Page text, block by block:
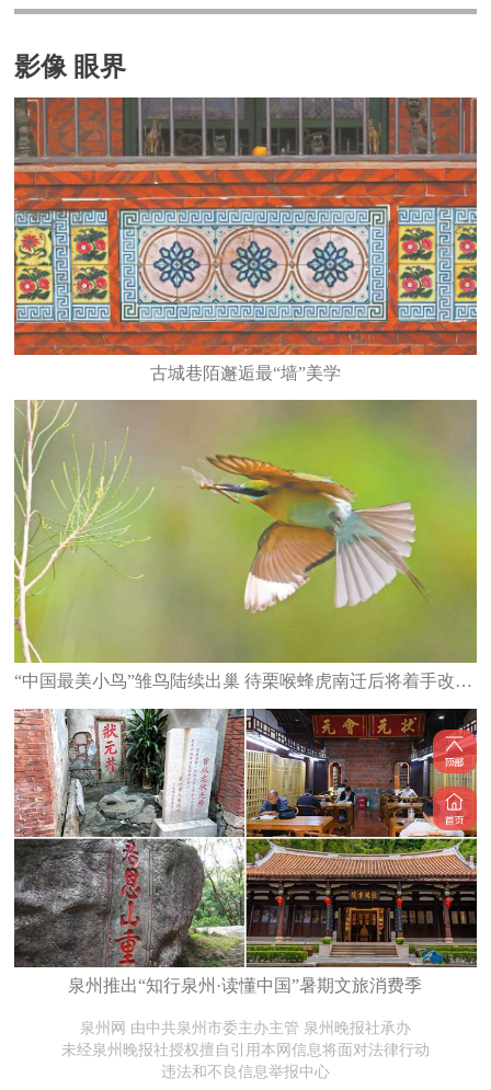
影像 眼界
古城巷陌邂逅最“墙”美学
“中国最美小鸟”雏鸟陆续出巢 待栗喉蜂虎南迁后将着手改造栖息地
泉州推出“知行泉州·读懂中国”暑期文旅消费季
泉州网 由中共泉州市委主办主管 泉州晚报社承办
未经泉州晚报社授权擅自引用本网信息将面对法律行动
违法和不良信息举报中心